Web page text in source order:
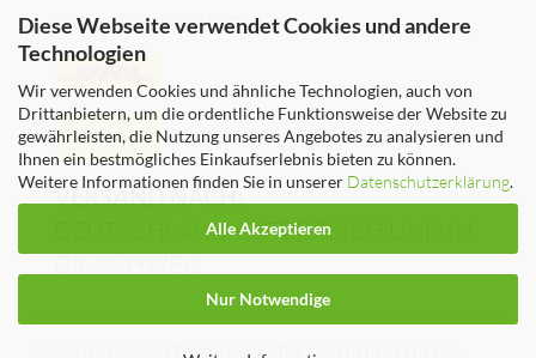
Diese Webseite verwendet Cookies und andere
Technologien
Wir verwenden Cookies und ähnliche Technologien, auch von
Drittanbietern, um die ordentliche Funktionsweise der Website zu
gewährleisten, die Nutzung unseres Angebotes zu analysieren und
Ihnen ein bestmögliches Einkaufserlebnis bieten zu können.
Weitere Informationen finden Sie in unserer Datenschutzerklärung.
Alle Akzeptieren
Nur Notwendige
WIR VERSENDEN MIT
VERSAND NACH:
DEUTSCHLAND, ÖSTERREICH UND IN
DIE SCHWEIZ
Shopping Cart Solution by Gambio.com ©